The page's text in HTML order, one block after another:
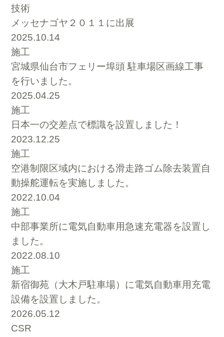
技術
メッセナゴヤ２０１１に出展
2025.10.14
施工
宮城県仙台市フェリー埠頭 駐車場区画線工事
を行いました。
2025.04.25
施工
日本一の交差点で標識を設置しました！
2023.12.25
施工
空港制限区域内における滑走路ゴム除去装置自
動操舵運転を実施しました。
2022.10.04
施工
中部事業所に電気自動車用急速充電器を設置し
ました。
2022.08.10
施工
新宿御苑（大木戸駐車場）に電気自動車用充電
設備を設置しました。
2026.05.12
CSR